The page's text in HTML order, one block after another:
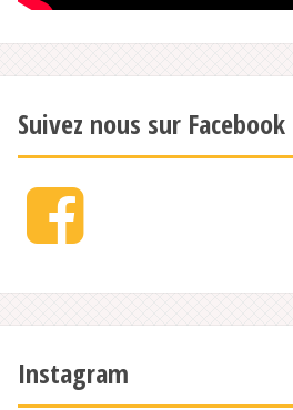
Suivez nous sur Facebook
Facebook
Instagram